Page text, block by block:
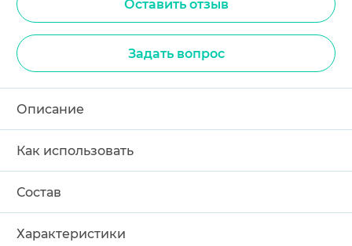
Оставить отзыв
Задать вопрос
Описание
Как использовать
Состав
Характеристики